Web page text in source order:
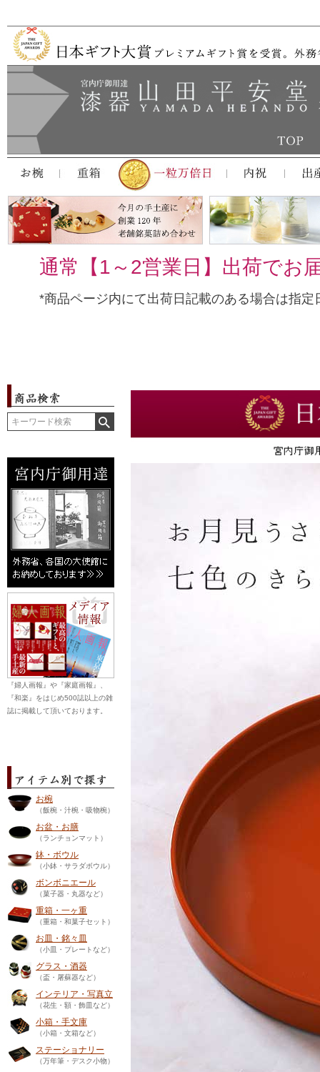
通常【1～2営業日】出荷でお
*商品ページ内にて出荷日記載のある場合は指定
『婦人画報』や『家庭画報』、
『和楽』をはじめ500誌以上の雑
誌に掲載して頂いております。
お椀
（飯椀・汁椀・吸物椀）
お盆・お膳
（ランチョンマット）
鉢・ボウル
（小鉢・サラダボウル）
ボンボニエール
（菓子器・丸器など）
重箱・一ヶ重
（重箱・和菓子セット）
お皿・銘々皿
（小皿・プレートなど）
グラス・酒器
（盃・屠蘇器など）
インテリア・写真立
（花生・額・飾皿など）
小箱・手文庫
（小箱・文箱など）
ステーショナリー
（万年筆・デスク小物）